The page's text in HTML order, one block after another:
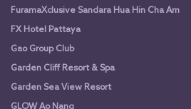
FuramaXclusive Sandara Hua Hin Cha Am
FX Hotel Pattaya
Gao Group Club
Garden Cliff Resort & Spa
Garden Sea View Resort
GLOW Ao Nang